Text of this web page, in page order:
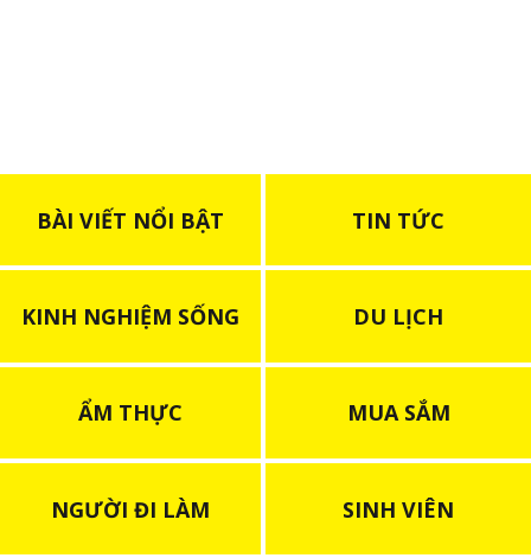
BÀI VIẾT NỔI BẬT TIN TỨC
KINH NGHIỆM SỐNG DU LỊCH
ẨM THỰC MUA SẮM
NGƯỜI ĐI LÀM SINH VIÊN